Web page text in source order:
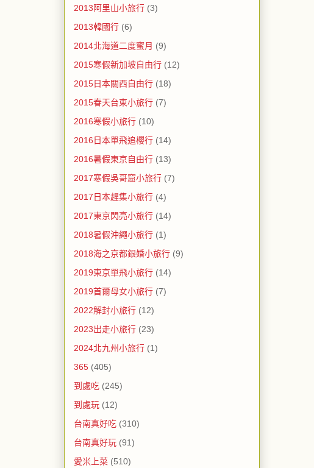
2013阿里山小旅行 (3)
2013韓國行 (6)
2014北海道二度蜜月 (9)
2015寒假新加坡自由行 (12)
2015日本關西自由行 (18)
2015春天台東小旅行 (7)
2016寒假小旅行 (10)
2016日本單飛追櫻行 (14)
2016暑假東京自由行 (13)
2017寒假吳哥窟小旅行 (7)
2017日本趕集小旅行 (4)
2017東京閃亮小旅行 (14)
2018暑假沖繩小旅行 (1)
2018海之京都銀婚小旅行 (9)
2019東京單飛小旅行 (14)
2019首爾母女小旅行 (7)
2022解封小旅行 (12)
2023出走小旅行 (23)
2024北九州小旅行 (1)
365 (405)
到處吃 (245)
到處玩 (12)
台南真好吃 (310)
台南真好玩 (91)
愛米上菜 (510)